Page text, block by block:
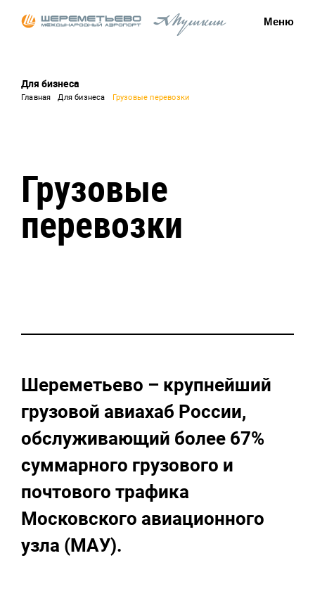
Меню
Для бизнеса
Главная Для бизнеса Грузовые перевозки
Грузовые
перевозки
Шереметьево – крупнейший
грузовой авиахаб России,
обслуживающий более 67%
суммарного грузового и
почтового трафика
Московского авиационного
узла (МАУ).